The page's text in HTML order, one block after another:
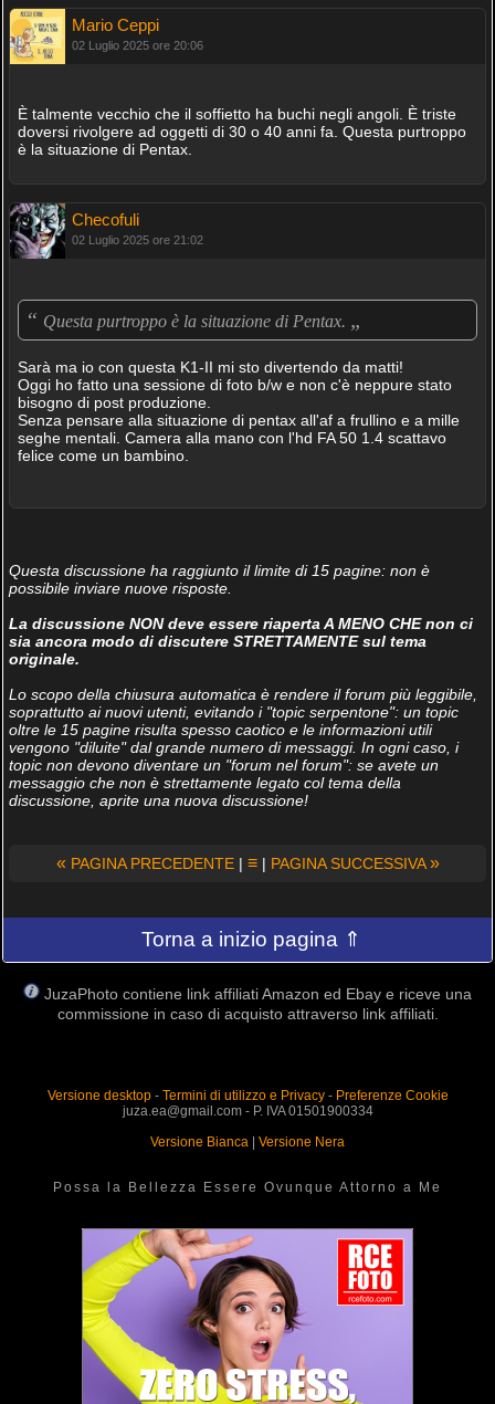
Mario Ceppi
02 Luglio 2025 ore 20:06
È talmente vecchio che il soffietto ha buchi negli angoli. È triste
doversi rivolgere ad oggetti di 30 o 40 anni fa. Questa purtroppo
è la situazione di Pentax.
Checofuli
02 Luglio 2025 ore 21:02
“ Questa purtroppo è la situazione di Pentax. „
Sarà ma io con questa K1-II mi sto divertendo da matti!
Oggi ho fatto una sessione di foto b/w e non c'è neppure stato
bisogno di post produzione.
Senza pensare alla situazione di pentax all'af a frullino e a mille
seghe mentali. Camera alla mano con l'hd FA 50 1.4 scattavo
felice come un bambino.
Questa discussione ha raggiunto il limite di 15 pagine: non è
possibile inviare nuove risposte.
La discussione NON deve essere riaperta A MENO CHE non ci
sia ancora modo di discutere STRETTAMENTE sul tema
originale.
Lo scopo della chiusura automatica è rendere il forum più leggibile,
soprattutto ai nuovi utenti, evitando i "topic serpentone": un topic
oltre le 15 pagine risulta spesso caotico e le informazioni utili
vengono "diluite" dal grande numero di messaggi. In ogni caso, i
topic non devono diventare un "forum nel forum": se avete un
messaggio che non è strettamente legato col tema della
discussione, aprite una nuova discussione!
« PAGINA PRECEDENTE| ≡| PAGINA SUCCESSIVA»
Torna a inizio pagina ⇑
JuzaPhoto contiene link affiliati Amazon ed Ebay e riceve una
commissione in caso di acquisto attraverso link affiliati.
Versione desktop- Termini di utilizzo e Privacy- Preferenze Cookie
juza.ea@gmail.com - P. IVA 01501900334
Versione Bianca
Versione Nera
Possa la Bellezza Essere Ovunque Attorno a Me